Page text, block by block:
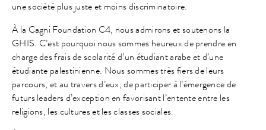
une société plus juste et moins discriminatoire.
À la Cagni Foundation C4, nous admirons et soutenons la
GHIS. C’est pourquoi nous sommes heureux de prendre en
charge des frais de scolarité d’un étudiant arabe et d’une
étudiante palestinienne. Nous sommes très fiers de leurs
parcours, et au travers d’eux, de participer à l’émergence de
futurs leaders d’exception en favorisant l’entente entre les
religions, les cultures et les classes sociales.